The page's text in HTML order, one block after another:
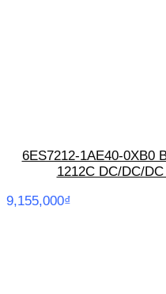
6ES7212-1AE40-0XB0
1212C DC/DC/
9,155,000₫